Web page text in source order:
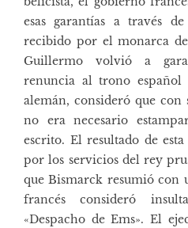
esas garantías a través
recibido por el monarca
Guillermo volvió a
renuncia al trono
alemán, consideró que con
no era necesario
escrito. El resultado de
por los servicios del rey
que Bismarck resumió con
francés consideró
«Despacho de Ems». El